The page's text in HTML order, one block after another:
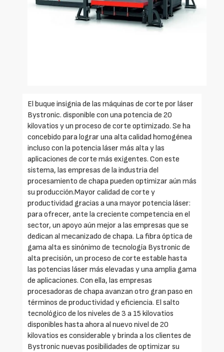
El buque insignia de las máquinas de corte por láser
Bystronic. disponible con una potencia de 20
kilovatios y un proceso de corte optimizado. Se ha
concebido para lograr una alta calidad homogénea
incluso con la potencia láser más alta y las
aplicaciones de corte más exigentes. Con este
sistema, las empresas de la industria del
procesamiento de chapa pueden optimizar aún más
su producción.Mayor calidad de corte y
productividad gracias a una mayor potencia láser:
para ofrecer, ante la creciente competencia en el
sector, un apoyo aún mejor a las empresas que se
dedican al mecanizado de chapa. La fibra óptica de
gama alta es sinónimo de tecnología Bystronic de
alta precisión, un proceso de corte estable hasta
las potencias láser más elevadas y una amplia gama
de aplicaciones. Con ella, las empresas
procesadoras de chapa avanzan otro gran paso en
términos de productividad y eficiencia. El salto
tecnológico de los niveles de 3 a 15 kilovatios
disponibles hasta ahora al nuevo nivel de 20
kilovatios es considerable y brinda a los clientes de
Bystronic nuevas posibilidades de optimizar su